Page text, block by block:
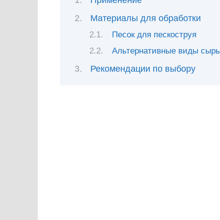
Материалы для обработки
Песок для пескоструя
Альтернативные виды
Рекомендации по выбору